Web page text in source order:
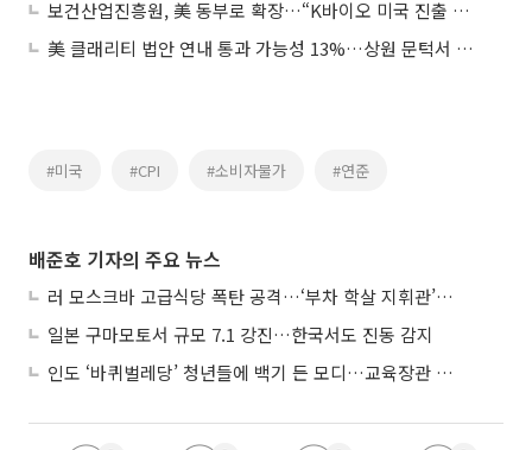
보건산업진흥원, 美 동부로 확장…“K바이오 미국 진출 전방위 지원”
美 클래리티 법안 연내 통과 가능성 13%…상원 문턱서 제동
#미국 #CPI #소비자물가 #연준
배준호 기자의 주요 뉴스
러 모스크바 고급식당 폭탄 공격…‘부차 학살 지휘관’ 노렸나
일본 구마모토서 규모 7.1 강진…한국서도 진동 감지
인도 ‘바퀴벌레당’ 청년들에 백기 든 모디…교육장관 사퇴